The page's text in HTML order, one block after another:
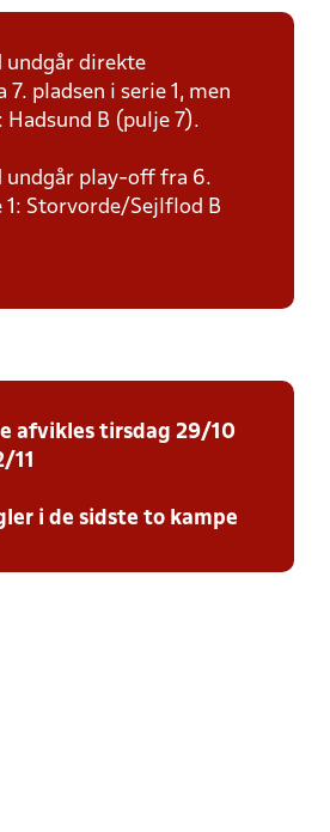
undgår direkte
pladsen i serie 1, men
B (pulje 7).
undgår play-off fra 6.
1: Storvorde/Sejlflod B
afvikles tirsdag 29/10
11
i de sidste to kampe